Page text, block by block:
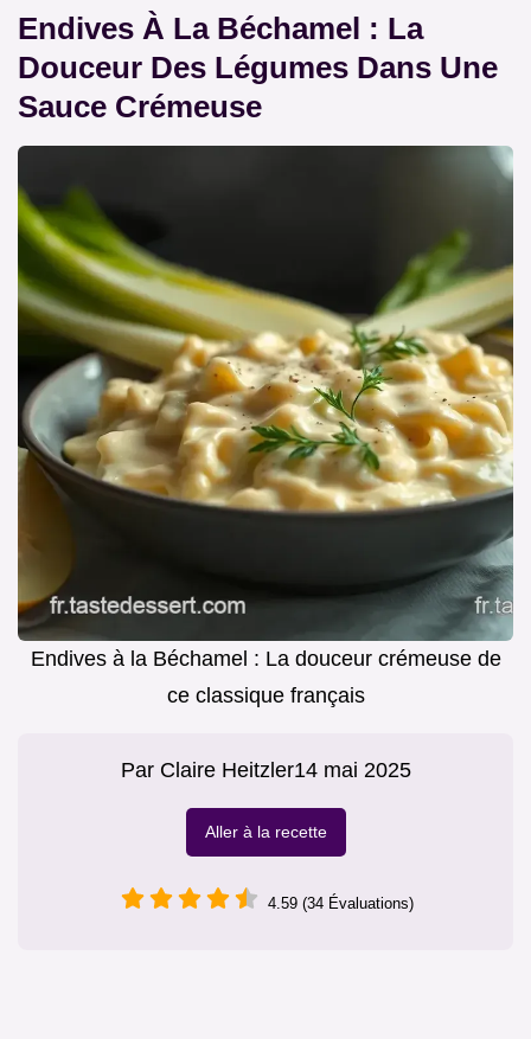
Endives À La Béchamel : La
Douceur Des Légumes Dans Une
Sauce Crémeuse
Endives à la Béchamel : La douceur crémeuse de
ce classique français
Par Claire Heitzler14 mai 2025
Aller à la recette
4.59 (34 Évaluations)